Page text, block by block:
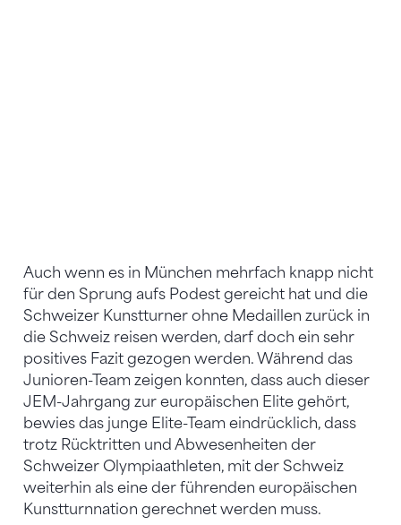
Auch wenn es in München mehrfach knapp nicht
für den Sprung aufs Podest gereicht hat und die
Schweizer Kunstturner ohne Medaillen zurück in
die Schweiz reisen werden, darf doch ein sehr
positives Fazit gezogen werden. Während das
Junioren-Team zeigen konnten, dass auch dieser
JEM-Jahrgang zur europäischen Elite gehört,
bewies das junge Elite-Team eindrücklich, dass
trotz Rücktritten und Abwesenheiten der
Schweizer Olympiaathleten, mit der Schweiz
weiterhin als eine der führenden europäischen
Kunstturnnation gerechnet werden muss.